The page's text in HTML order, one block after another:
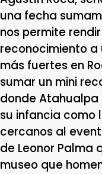
una fecha
nos permite
reconocimiento
más fuertes en
sumar un mini
donde
su infancia como
cercanos al
de Leonor Palma
museo que